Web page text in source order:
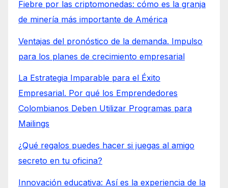
Fiebre por las criptomonedas: cómo es la granja
de minería más importante de América
Ventajas del pronóstico de la demanda. Impulso
para los planes de crecimiento empresarial
La Estrategia Imparable para el Éxito
Empresarial. Por qué los Emprendedores
Colombianos Deben Utilizar Programas para
Mailings
¿Qué regalos puedes hacer si juegas al amigo
secreto en tu oficina?
Innovación educativa: Así es la experiencia de la